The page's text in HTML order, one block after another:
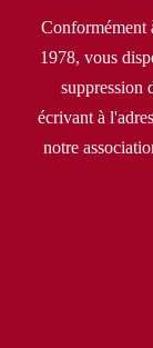
Conformément
1978, vous
suppression
écrivant à
notre